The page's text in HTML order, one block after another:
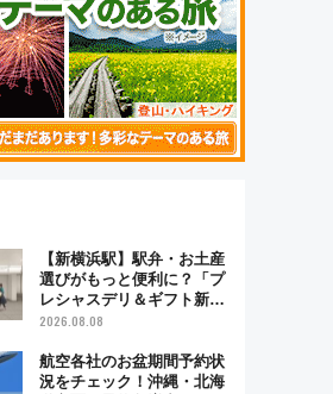
【新横浜駅】駅弁・お土産
選びがもっと便利に？「プ
レシャスデリ＆ギフト新横
浜」がオープン 場所や営
2026.08.08
航空各社のお盆期間予約状
況をチェック！沖縄・北海